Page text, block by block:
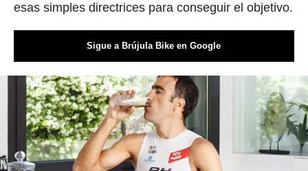
esas simples directrices para conseguir el objetivo.
Sigue a Brújula Bike en Google